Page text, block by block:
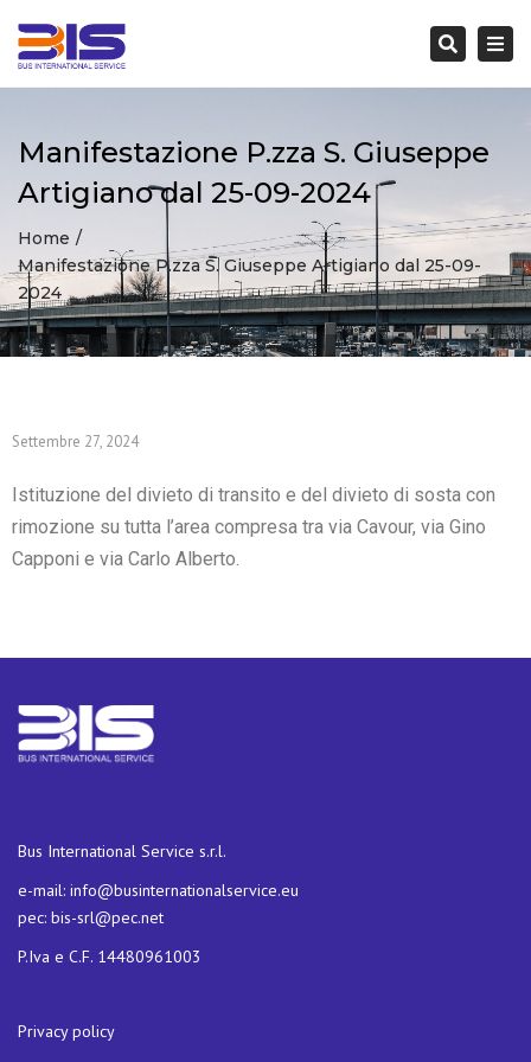
Manifestazione P.zza S. Giuseppe
Artigiano dal 25-09-2024
Home
Manifestazione P.zza S. Giuseppe Artigiano dal 25-09-
2024
Settembre 27, 2024
Istituzione del divieto di transito e del divieto di sosta con
rimozione su tutta l’area compresa tra via Cavour, via Gino
Capponi e via Carlo Alberto.
Bus International Service s.r.l.
e-mail: info@businternationalservice.eu
pec: bis-srl@pec.net
P.Iva e C.F. 14480961003
Privacy policy